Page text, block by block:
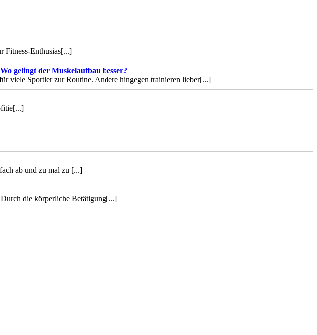
Fitness-Enthusias[...]
gelingt der Muskelaufbau besser?
viele Sportler zur Routine. Andere hingegen trainieren lieber[...]
[...]
ab und zu mal zu [...]
die körperliche Betätigung[...]